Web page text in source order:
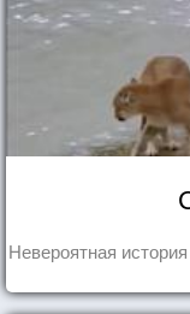
Невероятная